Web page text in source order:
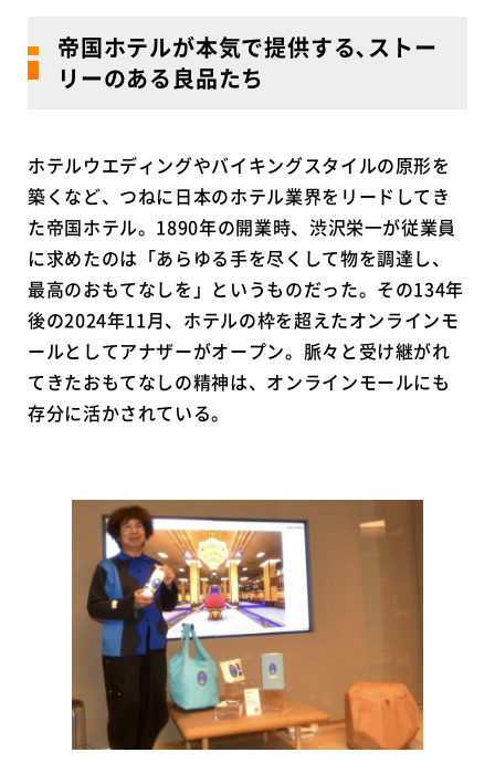
帝国ホテルが本気で提供する､ストー
リーのある良品たち
ホテルウエディングやバイキングスタイルの原形を
築くなど、つねに日本のホテル業界をリードしてき
た帝国ホテル。1890年の開業時、渋沢栄一が従業員
に求めたのは「あらゆる手を尽くして物を調達し、
最高のおもてなしを」というものだった。その134年
後の2024年11月、ホテルの枠を超えたオンラインモ
ールとしてアナザーがオープン。脈々と受け継がれ
てきたおもてなしの精神は、オンラインモールにも
存分に活かされている。